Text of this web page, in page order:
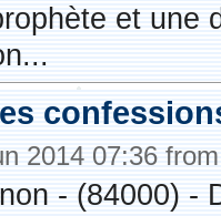
et une
2014 07:36
- (84000) -